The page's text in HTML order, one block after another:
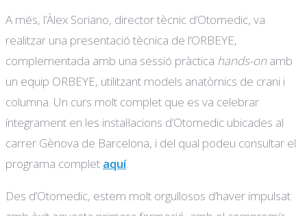
A més, l’Àlex Soriano, director tècnic d’Otomedic, va
realitzar una presentació tècnica de l’ORBEYE,
complementada amb una sessió pràctica hands-onamb
un equip ORBEYE, utilitzant models anatòmics de crani i
columna. Un curs molt complet que es va celebrar
íntegrament en les instal·lacions d’Otomedic ubicades al
carrer Gènova de Barcelona, i del qual podeu consultar el
programa complet aquí.
Des d’Otomedic, estem molt orgullosos d’haver impulsat